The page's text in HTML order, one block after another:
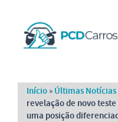
Início » Últimas Notícias
revelação de novo
uma posição